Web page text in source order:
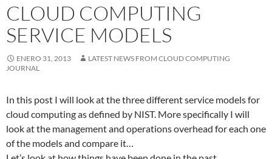
CLOUD COMPUTING
SERVICE MODELS
ENERO 31, 2013
LATEST NEWS FROM CLOUD COMPUTING
JOURNAL
In this post I will look at the three different service models for
cloud computing as defined by NIST. More specifically I will
look at the management and operations overhead for each one
of the models and compare it…